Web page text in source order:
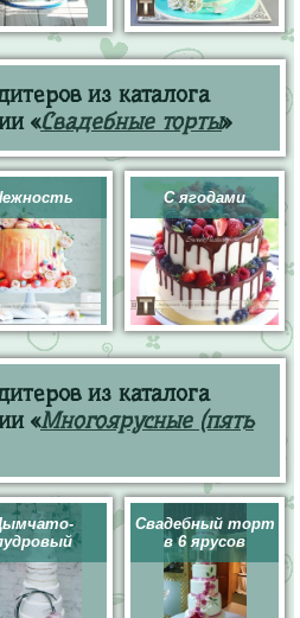
из каталога
«Свадебные торты»
С ягодами
из каталога
«Многоярусные (пять
Свадебный торт
в 6 ярусов